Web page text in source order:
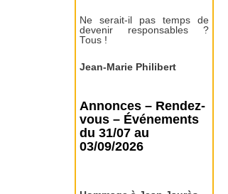
Ne serait-il pas temps de
devenir responsables ?
Tous !
Jean-Marie Philibert
Annonces – Rendez-
vous – Événements
du 31/07 au
03/09/2026